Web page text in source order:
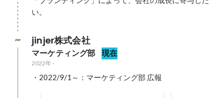
い。
jinjer株式会社
マーケティング部 現在
2022年-
・2022/9/1～：マーケティング部 広報